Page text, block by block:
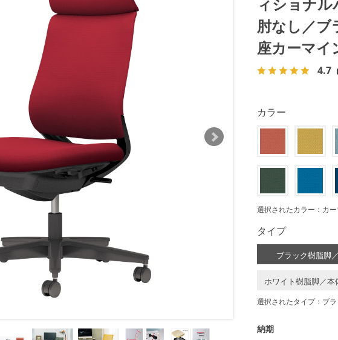
ィショナ
肘なし／ブ
座カーマイ
4.7
納期
カラー
選択されたカラー：カ
タイプ
ブラック樹脂脚
ホワイト樹脂脚／本
選択されたタイプ：ブ